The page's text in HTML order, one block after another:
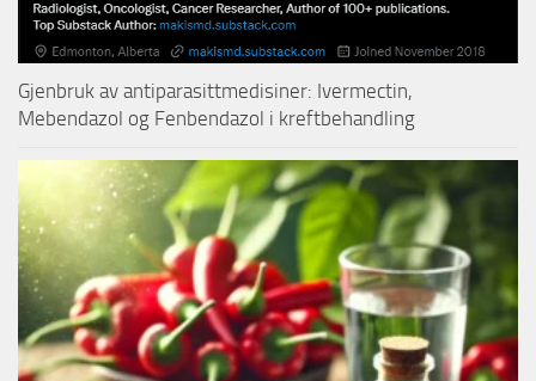
Gjenbruk av antiparasittmedisiner: Ivermectin,
Mebendazol og Fenbendazol i kreftbehandling